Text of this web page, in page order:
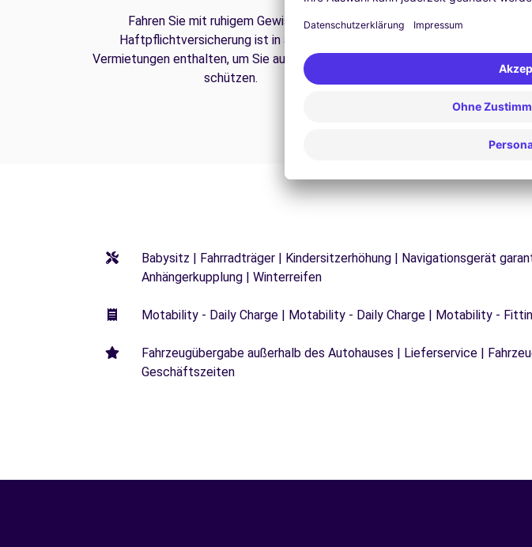
Fahren Sie mit ruhigem Gewissen. Die
Haftpflichtversicherung ist in all unseren
Vermietungen enthalten, um Sie auf der Straße zu
schützen.
Probleme auf der
Babysitz | Fahrradträger | Kindersitzerhöhung | Navigationsgerät
Anhängerkupplung | Winterreifen
Motability - Daily Charge | Motability - Daily Charge | Motability -
Fahrzeugübergabe außerhalb des Autohauses | Lieferservice |
Geschäftszeiten